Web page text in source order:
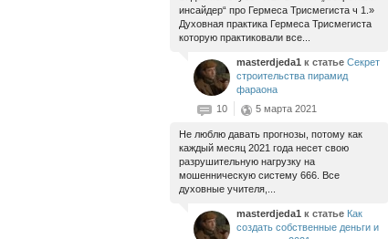
инсайдер“ про Гермеса Трисмегиста ч 1.»
Духовная практика Гермеса Трисмегиста
которую практиковали все...
masterdjeda1 к статье Секрет
строительства пирамид
фараона
10
5 марта 2021
Не люблю давать прогнозы, потому как
каждый месяц 2021 года несет свою
разрушительную нагрузку на
мошенническую систему 666. Все
духовные учителя,...
masterdjeda1 к статье Как
создать собственные деньги и